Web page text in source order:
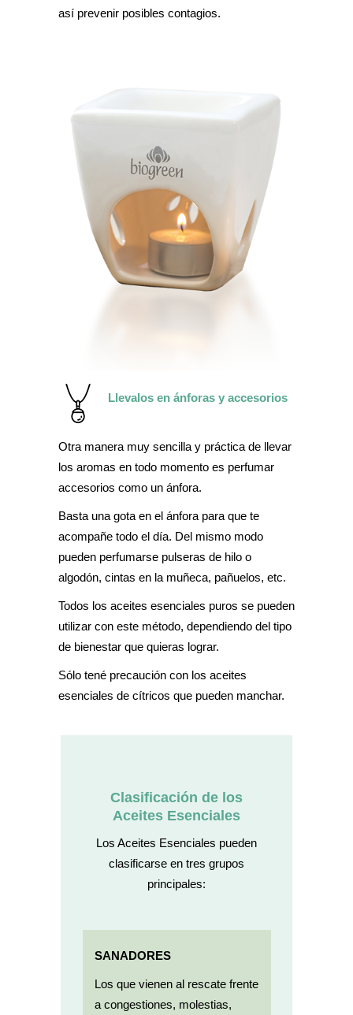
así prevenir posibles contagios.
Llevalos en ánforas y accesorios
Otra manera muy sencilla y práctica de llevar
los aromas en todo momento es perfumar
accesorios como un ánfora.
Basta una gota en el ánfora para que te
acompañe todo el día. Del mismo modo
pueden perfumarse pulseras de hilo o
algodón, cintas en la muñeca, pañuelos, etc.
Todos los aceites esenciales puros se pueden
utilizar con este método, dependiendo del tipo
de bienestar que quieras lograr.
Sólo tené precaución con los aceites
esenciales de cítricos que pueden manchar.
Clasificación de los
Aceites Esenciales
Los Aceites Esenciales pueden
clasificarse en tres grupos
principales:
SANADORES
Los que vienen al rescate frente
a congestiones, molestias,